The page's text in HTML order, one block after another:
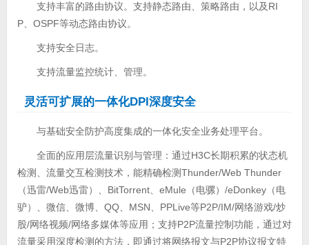
支持丰富的路由协议。支持静态路由、策略路由，以及RI
P、OSPF等动态路由协议。
支持安全日志。
支持流量监控统计、管理。
灵活可扩展的一体化DPI深度安全
与基础安全防护高度集成的一体化安全业务处理平台。
全面的应用层流量识别与管理：通过H3C长期积累的状态机
检测、流量交互检测技术，能精确检测Thunder/Web Thunder
（迅雷/Web迅雷）、BitTorrent、eMule（电骡）/eDonkey（电
驴）、微信、微博、QQ、MSN、PPLive等P2P/IM/网络游戏/炒
股/网络视频/网络多媒体等应用；支持P2P流量控制功能，通过对
流量采用深度检测的方法，即通过将网络报文与P2P协议报文特